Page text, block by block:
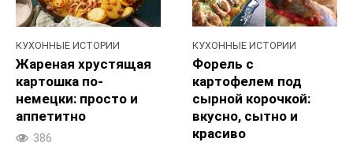
КУХОННЫЕ ИСТОРИИ
Жареная хрустящая
картошка по-
немецки: просто и
аппетитно
386
КУХОННЫЕ ИСТОРИИ
Форель с
картофелем под
сырной корочкой:
вкусно, сытно и
красиво